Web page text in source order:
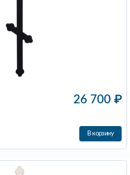
26 700 ₽
В корзину